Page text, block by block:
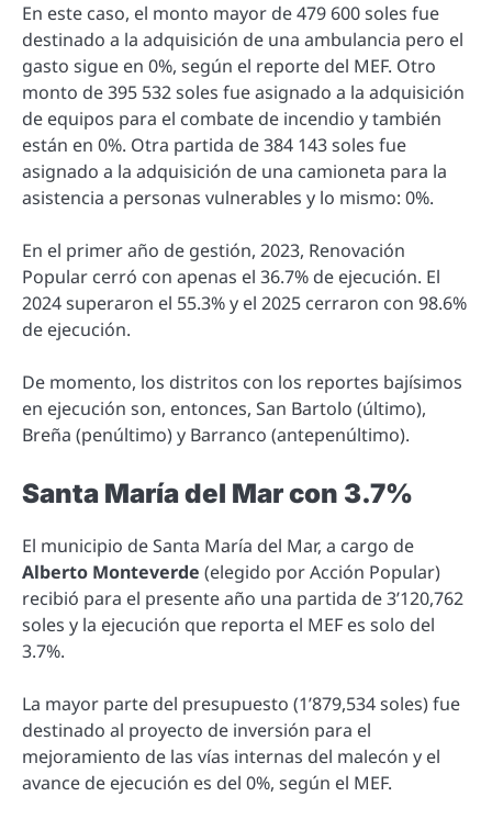
En este caso, el monto mayor de 479 600 soles fue
destinado a la adquisición de una ambulancia pero el
gasto sigue en 0%, según el reporte del MEF. Otro
monto de 395 532 soles fue asignado a la adquisición
de equipos para el combate de incendio y también
están en 0%. Otra partida de 384 143 soles fue
asignado a la adquisición de una camioneta para la
asistencia a personas vulnerables y lo mismo: 0%.
En el primer año de gestión, 2023, Renovación
Popular cerró con apenas el 36.7% de ejecución. El
2024 superaron el 55.3% y el 2025 cerraron con 98.6%
de ejecución.
De momento, los distritos con los reportes bajísimos
en ejecución son, entonces, San Bartolo (último),
Breña (penúltimo) y Barranco (antepenúltimo).
Santa María del Mar con 3.7%
El municipio de Santa María del Mar, a cargo de
Alberto Monteverde (elegido por Acción Popular)
recibió para el presente año una partida de 3’120,762
soles y la ejecución que reporta el MEF es solo del
3.7%.
La mayor parte del presupuesto (1’879,534 soles) fue
destinado al proyecto de inversión para el
mejoramiento de las vías internas del malecón y el
avance de ejecución es del 0%, según el MEF.